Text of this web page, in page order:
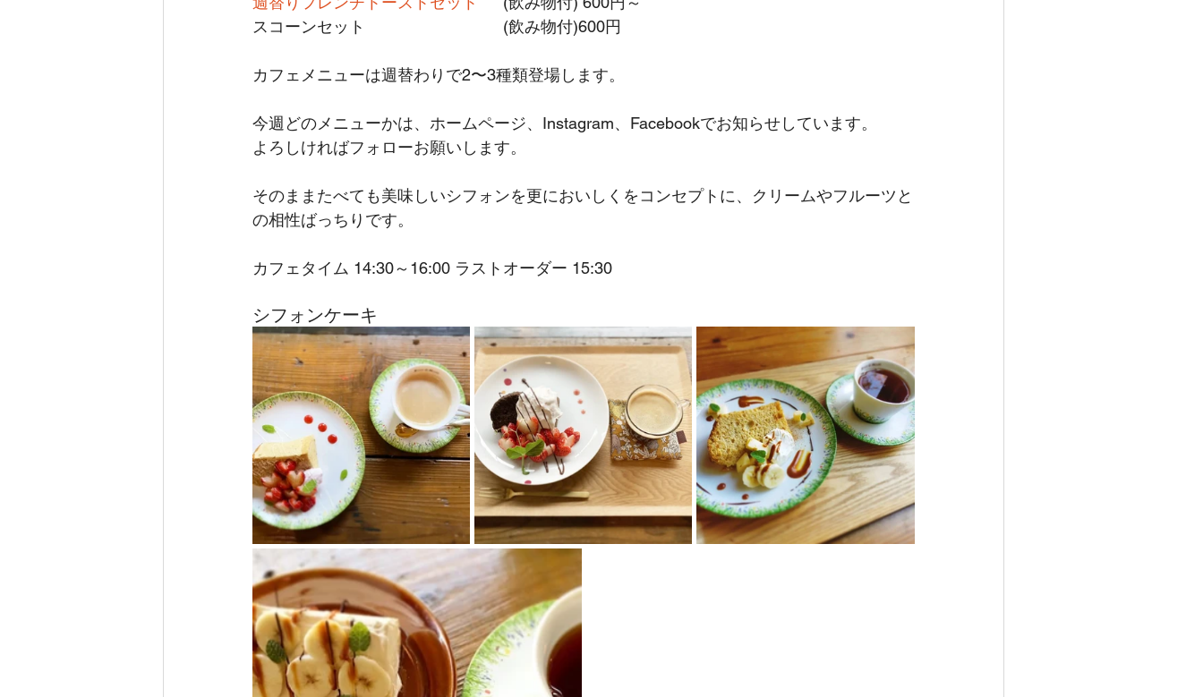
スコーンセット
				(飲み物付)600円
カフェメニューは週替わりで2〜3種類登場します。
今週どのメニューかは、ホームページ、Instagram、Facebookでお知らせしています。
よろしければフォローお願いします。
そのままたべても美味しいシフォンを更においしくをコンセプトに、クリームやフルーツと
の相性ばっちりです。
カフェタイム 14:30～16:00 ラストオーダー 15:30
シフォンケーキ